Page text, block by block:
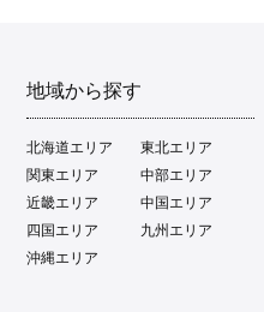
地域から探す
北海道エリア
東北エリア
関東エリア
中部エリア
近畿エリア
中国エリア
四国エリア
九州エリア
沖縄エリア